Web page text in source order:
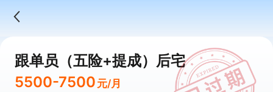
跟单员（五险+提成）后宅
5500-7500 元/月